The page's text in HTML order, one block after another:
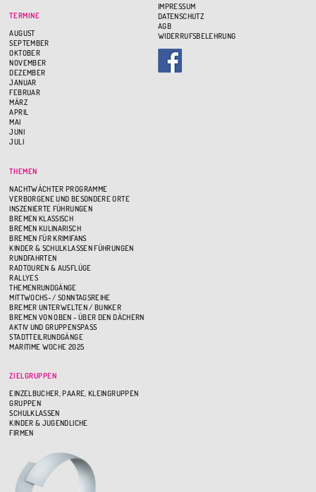
TERMINE
AUGUST
SEPTEMBER
OKTOBER
NOVEMBER
DEZEMBER
JANUAR
FEBRUAR
MÄRZ
APRIL
MAI
JUNI
JULI
THEMEN
NACHTWÄCHTER PROGRAMME
VERBORGENE UND BESONDERE ORTE
INSZENIERTE FÜHRUNGEN
BREMEN KLASSISCH
BREMEN KULINARISCH
BREMEN FÜR KRIMIFANS
KINDER & SCHULKLASSEN FÜHRUNGEN
RUNDFAHRTEN
RADTOUREN & AUSFLÜGE
RALLYES
THEMENRUNDGÄNGE
MITTWOCHS- / SONNTAGSREIHE
BREMER UNTERWELTEN / BUNKER
BREMEN VON OBEN - ÜBER DEN DÄCHERN
AKTIV UND GRUPPENSPASS
STADTTEILRUNDGÄNGE
MARITIME WOCHE 2025
ZIELGRUPPEN
EINZELBUCHER, PAARE, KLEINGRUPPEN
GRUPPEN
SCHULKLASSEN
KINDER & JUGENDLICHE
FIRMEN
IMPRESSUM
DATENSCHUTZ
AGB
WIDERRUFSBELEHRUNG